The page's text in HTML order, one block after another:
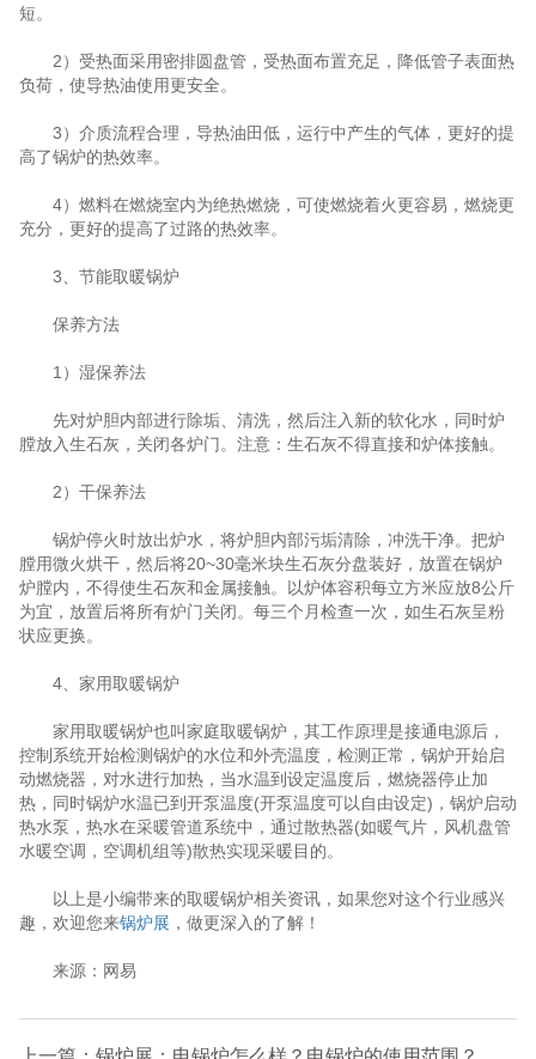
短。
2）受热面采用密排圆盘管，受热面布置充足，降低管子表面热
负荷，使导热油使用更安全。
3）介质流程合理，导热油田低，运行中产生的气体，更好的提
高了锅炉的热效率。
4）燃料在燃烧室内为绝热燃烧，可使燃烧着火更容易，燃烧更
充分，更好的提高了过路的热效率。
3、节能取暖锅炉
保养方法
1）湿保养法
先对炉胆内部进行除垢、清洗，然后注入新的软化水，同时炉
膛放入生石灰，关闭各炉门。注意：生石灰不得直接和炉体接触。
2）干保养法
锅炉停火时放出炉水，将炉胆内部污垢清除，冲洗干净。把炉
膛用微火烘干，然后将20~30毫米块生石灰分盘装好，放置在锅炉
炉膛内，不得使生石灰和金属接触。以炉体容积每立方米应放8公斤
为宜，放置后将所有炉门关闭。每三个月检查一次，如生石灰呈粉
状应更换。
4、家用取暖锅炉
家用取暖锅炉也叫家庭取暖锅炉，其工作原理是接通电源后，
控制系统开始检测锅炉的水位和外壳温度，检测正常，锅炉开始启
动燃烧器，对水进行加热，当水温到设定温度后，燃烧器停止加
热，同时锅炉水温已到开泵温度(开泵温度可以自由设定)，锅炉启动
热水泵，热水在采暖管道系统中，通过散热器(如暖气片，风机盘管
水暖空调，空调机组等)散热实现采暖目的。
以上是小编带来的取暖锅炉相关资讯，如果您对这个行业感兴
趣，欢迎您来锅炉展 ，做更深入的了解！
来源：网易